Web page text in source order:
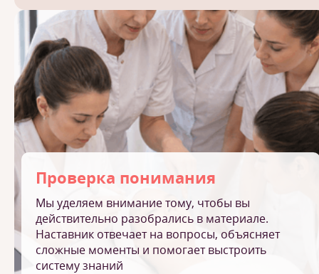
Проверка понимания
Мы уделяем внимание тому, чтобы вы
действительно разобрались в материале.
Наставник отвечает на вопросы, объясняет
сложные моменты и помогает выстроить
систему знаний